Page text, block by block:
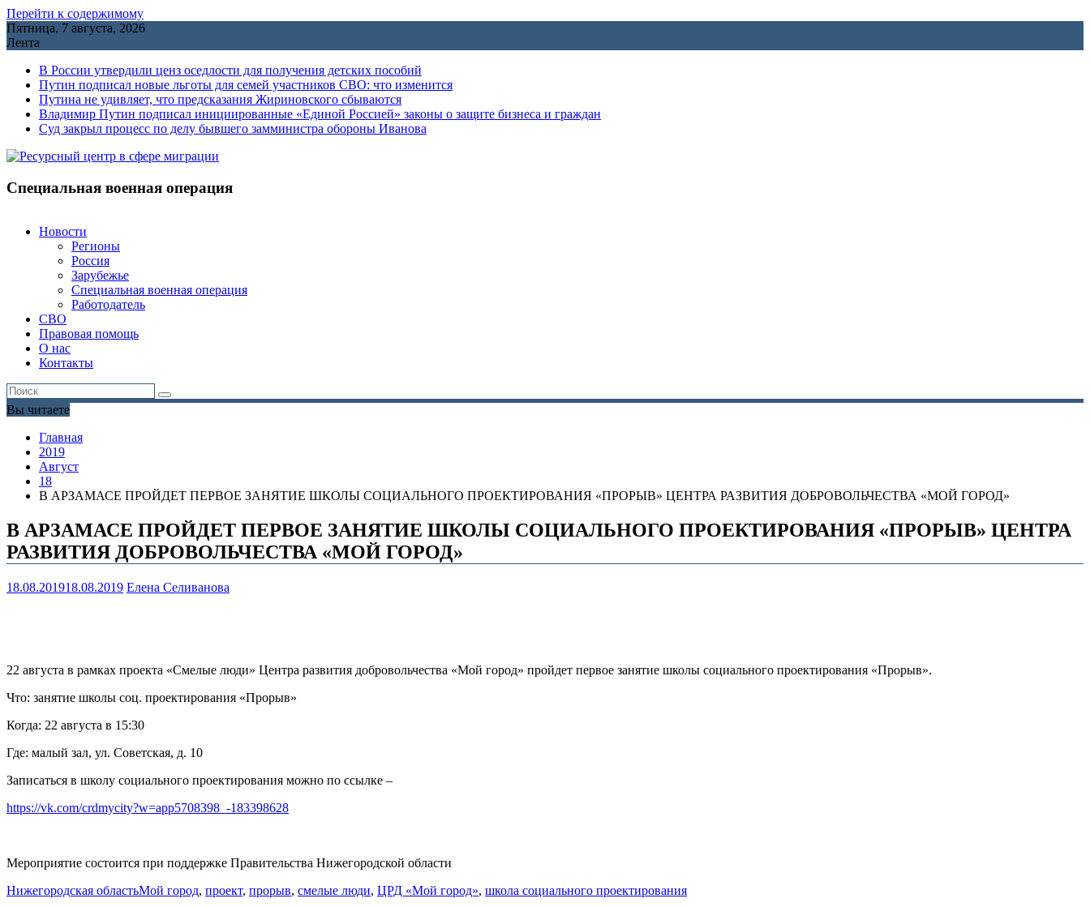
Перейти к содержимому
Пятница, 7 августа, 2026
Лента
В России утвердили ценз оседлости для получения детских пособий
Путин подписал новые льготы для семей участников СВО: что изменится
Путина не удивляет, что предсказания Жириновского сбываются
Владимир Путин подписал инициированные «Единой Россией» законы о защите бизнеса и граждан
Cуд закрыл процесс по делу бывшего замминистра обороны Иванова
Специальная военная операция
Новости
Регионы
Россия
Зарубежье
Специальная военная операция
Работодатель
СВО
Правовая помощь
О нас
Контакты
Вы читаете
Главная
2019
Август
18
В АРЗАМАСЕ ПРОЙДЕТ ПЕРВОЕ ЗАНЯТИЕ ШКОЛЫ СОЦИАЛЬНОГО ПРОЕКТИРОВАНИЯ «ПРОРЫВ» ЦЕНТРА РАЗВИТИЯ ДОБРОВОЛЬЧЕСТВА «МОЙ ГОРОД»
В АРЗАМАСЕ ПРОЙДЕТ ПЕРВОЕ ЗАНЯТИЕ ШКОЛЫ СОЦИАЛЬНОГО ПРОЕКТИРОВАНИЯ «ПРОРЫВ» ЦЕНТРА
РАЗВИТИЯ ДОБРОВОЛЬЧЕСТВА «МОЙ ГОРОД»
18.08.201918.08.2019 Елена Селиванова
22 августа в рамках проекта «Смелые люди» Центра развития добровольчества «Мой город» пройдет первое занятие школы социального проектирования «Прорыв».
Что: занятие школы соц. проектирования «Прорыв»
Когда: 22 августа в 15:30
Где: малый зал, ул. Советская, д. 10
Записаться в школу социального проектирования можно по ссылке –
https://vk.com/crdmycity?w=app5708398_-183398628
Мероприятие состоится при поддержке Правительства Нижегородской области
Нижегородская областьМой город, проект, прорыв, смелые люди, ЦРД «Мой город», школа социального проектирования